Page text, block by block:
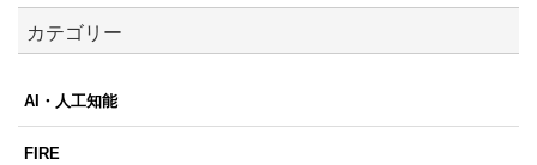
カテゴリー
AI・人工知能
FIRE